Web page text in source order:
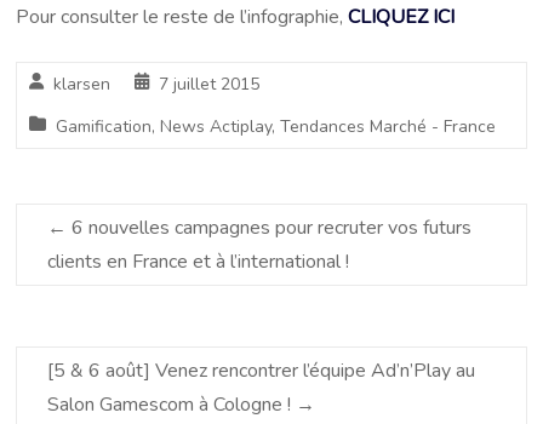
Pour consulter le reste de l’infographie,CLIQUEZ ICI
klarsen
7 juillet 2015
Gamification,News Actiplay,Tendances Marché - France
← 6 nouvelles campagnes pour recruter vos futurs
clients en France et à l’international !
[5 & 6 août] Venez rencontrer l’équipe Ad’n’Play au
Salon Gamescom à Cologne ! →